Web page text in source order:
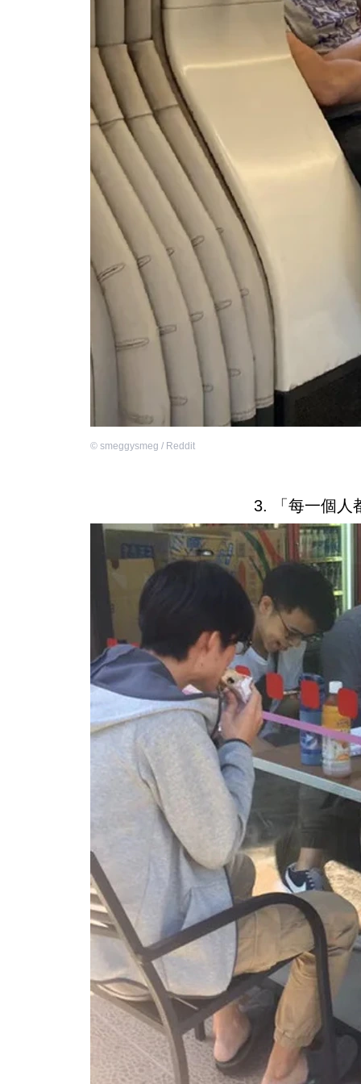
© smeggysmeg / Reddit
3. 「每一個人